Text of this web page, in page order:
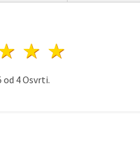
4 zvijezde
3 zvijezde
zvijezde
od 4Osvrti.